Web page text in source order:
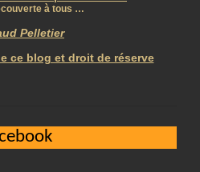
à tous …
Pelletier
ce blog et droit de réserve